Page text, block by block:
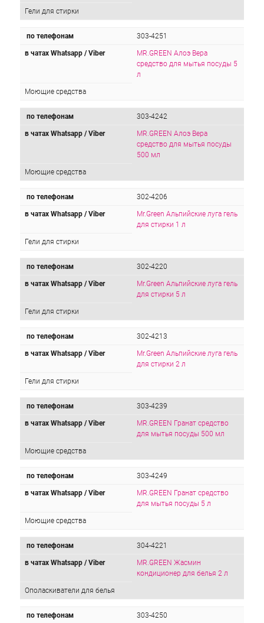
Гели для стирки
по телефонам 303-4251
в чатах Whatsapp / Viber
MR.GREEN Алоэ Вера
средство для мытья посуды 5
л
Моющие средства
по телефонам 303-4242
в чатах Whatsapp / Viber
MR.GREEN Алоэ Вера
средство для мытья посуды
500 мл
Моющие средства
по телефонам 302-4206
в чатах Whatsapp / Viber
Mr.Green Альпийские луга гель
для стирки 1 л
Гели для стирки
по телефонам 302-4220
в чатах Whatsapp / Viber
Mr.Green Альпийские луга гель
для стирки 5 л
Гели для стирки
по телефонам 302-4213
в чатах Whatsapp / Viber
Mr.Green Альпийские луга гель
для стирки 2 л
Гели для стирки
по телефонам 303-4239
в чатах Whatsapp / Viber
MR.GREEN Гранат средство
для мытья посуды 500 мл
Моющие средства
по телефонам 303-4249
в чатах Whatsapp / Viber
MR.GREEN Гранат средство
для мытья посуды 5 л
Моющие средства
по телефонам 304-4221
в чатах Whatsapp / Viber
MR.GREEN Жасмин
кондиционер для белья 2 л
Ополаскиватели для белья
по телефонам 303-4250